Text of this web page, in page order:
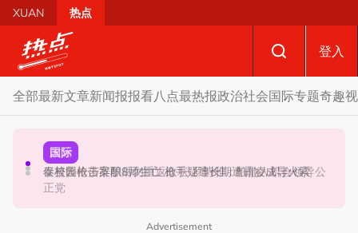
Skip to main content
XUAN 热点
登入
全部最新文章新闻报报看八点最热报政治社会国际专题奇趣
政治
炮轰哈迪不了解章程 阿兹敏：国盟无“自动退盟”规定
政治
促努鲁依莎辞职后勿重返政坛 罗诗雅：给他人机会领导公
正党
国际
泰校园枪击案酿8师生亡 枪手疑遭长期遭霸凌成导火索
Advertisement